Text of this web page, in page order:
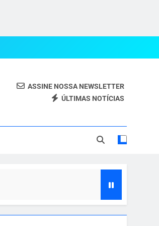
ASSINE NOSSA NEWSLETTER
ÚLTIMAS NOTÍCIAS